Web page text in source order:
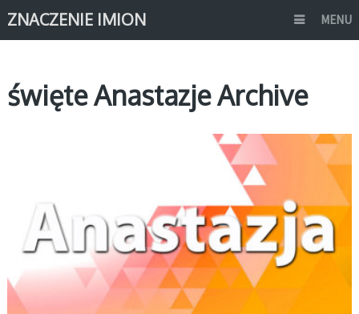
ZNACZENIE IMION MENU
święte Anastazje Archive